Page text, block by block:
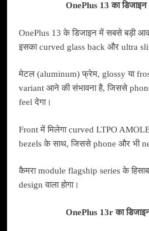
OnePlus 13 का डिजाइन
OnePlus 13 के डिजाइन में सबसे बड़ी
इसका curved glass back और ultra
मेटल (aluminum) फ्रेम, glossy या
variant आने की संभावना है, जिससे
feel देगा।
Front में मिलेगा curved LTPO
bezels के साथ, जिससे phone और भी
कैमरा module flagship series के
design वाला होगा।
OnePlus 13r का